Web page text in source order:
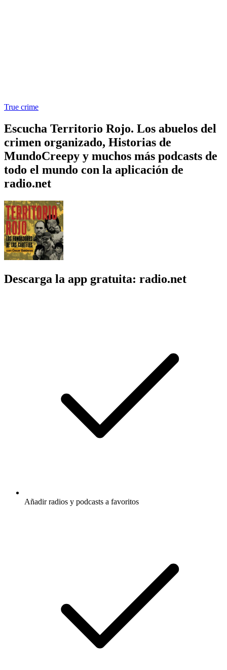
True crime
Escucha Territorio Rojo. Los abuelos del
crimen organizado, Historias de
MundoCreepy y muchos más podcasts de
todo el mundo con la aplicación de
radio.net
Descarga la app gratuita: radio.net
Añadir radios y podcasts a favoritos